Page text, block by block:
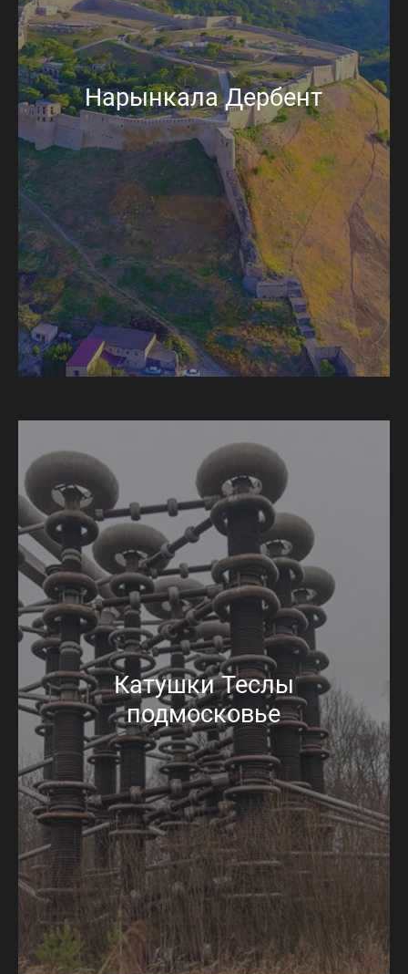
Нарынкала Дербент
Катушки Теслы
подмосковье